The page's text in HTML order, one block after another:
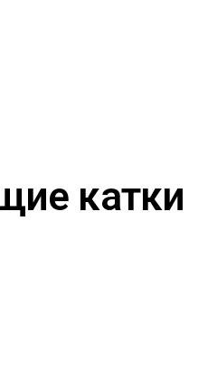
катки